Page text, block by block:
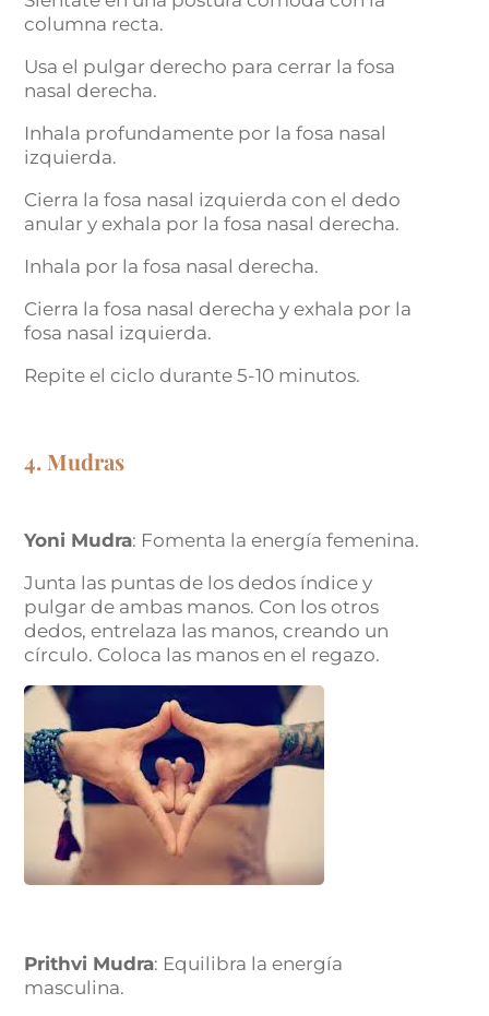
columna recta.
Usa el pulgar derecho para cerrar la fosa
nasal derecha.
Inhala profundamente por la fosa nasal
izquierda.
Cierra la fosa nasal izquierda con el dedo
anular y exhala por la fosa nasal derecha.
Inhala por la fosa nasal derecha.
Cierra la fosa nasal derecha y exhala por la
fosa nasal izquierda.
Repite el ciclo durante 5-10 minutos.
4. Mudras
Yoni Mudra: Fomenta la energía femenina.
Junta las puntas de los dedos índice y
pulgar de ambas manos. Con los otros
dedos, entrelaza las manos, creando un
círculo. Coloca las manos en el regazo.
Prithvi Mudra: Equilibra la energía
masculina.